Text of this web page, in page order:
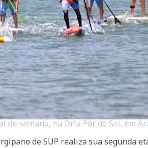
de semana, na Orla Pôr do Sol, em
de SUP realiza sua segunda